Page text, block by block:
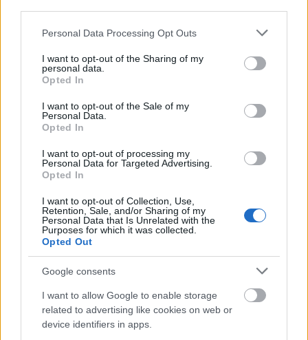
Please note that this website/app uses one or more Google
not limited to your visit or usage behaviour. You may click to
grant or deny consent to Google and its third-party tags to
use your data for below specified purposes in below Google
consent section.
Personal Data Processing Opt Outs
I want to opt-out of the Sharing of my
personal data.
Opted In
I want to opt-out of the Sale of my
Personal Data.
Opted In
I want to opt-out of processing my
Personal Data for Targeted Advertising.
Opted In
I want to opt-out of Collection, Use,
Retention, Sale, and/or Sharing of my
Personal Data that Is Unrelated with the
Purposes for which it was collected.
Opted Out
Google consents
I want to allow Google to enable storage
related to advertising like cookies on web or
device identifiers in apps.
Επιπλέον, στο Levidi Suites θα βρείτε ένα πλήρως
εξοπλισμένο γυμναστήριο που θα σας βοηθήσει να
διακοπών σας.
ξενοδοχείου κατέχουν πολύ καλά την τέχνη της
φιλοξενίας και βρίσκονται εκεί για να ικανοποιήσουν
κάθε σας επιθυμία. Εσείς το μόνο που χρειάζεται να
κάνετε είναι να χαλαρώσετε και να απολαύσετε τη